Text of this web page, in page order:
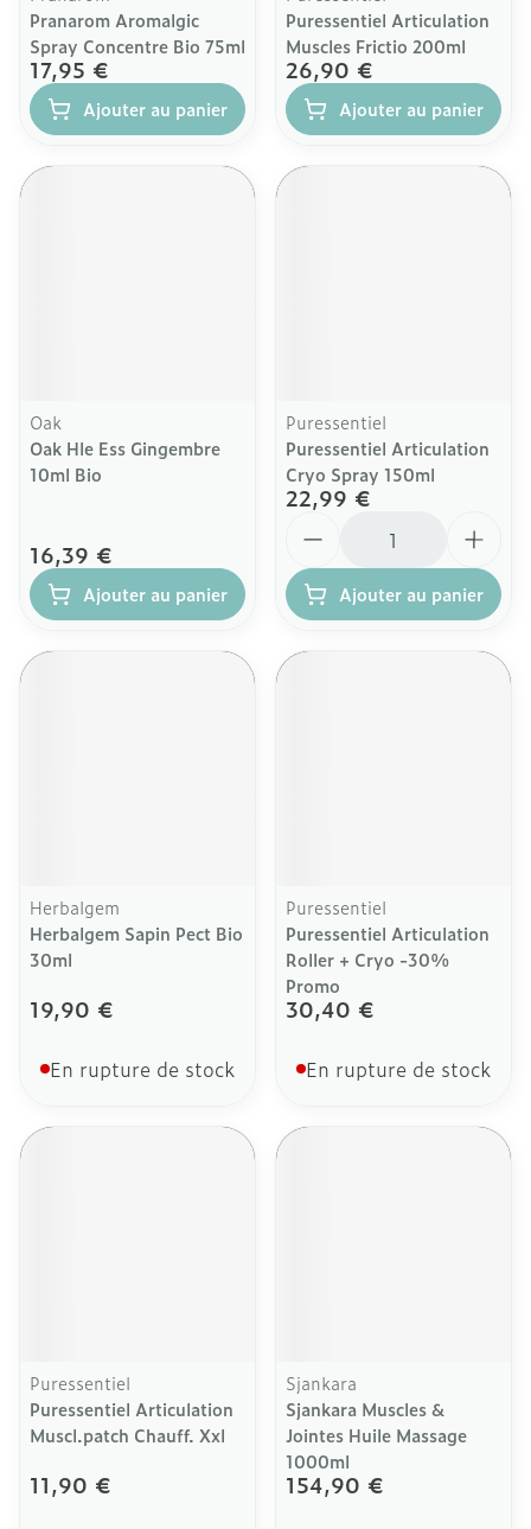
Pranarom Aromalgic
Spray Concentre Bio 75ml
17,95 €
Ajouter au panier
Puressentiel Articulation
Muscles Frictio 200ml
26,90 €
Ajouter au panier
Oak
Oak Hle Ess Gingembre
10ml Bio
16,39 €
Ajouter au panier
Puressentiel
Puressentiel Articulation
Cryo Spray 150ml
22,99 €
Ajouter au panier
Herbalgem
Herbalgem Sapin Pect Bio
30ml
19,90 €
En rupture de stock
Puressentiel
Puressentiel Articulation
Roller + Cryo -30%
Promo
30,40 €
En rupture de stock
Puressentiel
Puressentiel Articulation
Muscl.patch Chauff. Xxl
11,90 €
Sjankara
Sjankara Muscles &
Jointes Huile Massage
1000ml
154,90 €